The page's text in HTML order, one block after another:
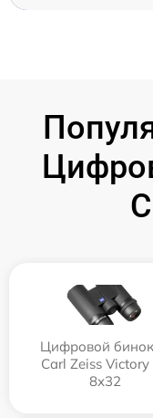
Цифровой
Carl Zeiss Victory
8x32